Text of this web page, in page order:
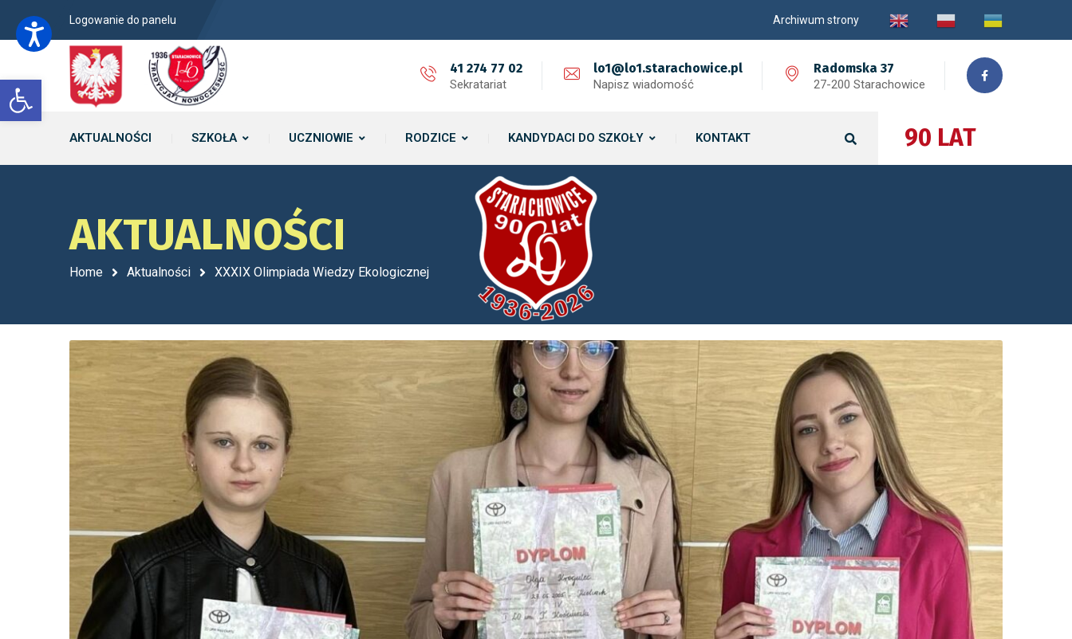
Open toolbar
Logowanie do panelu Archiwum strony
41 274 77 02
Sekratariat
lo1@lo1.starachowice.pl
Napisz wiadomość
Radomska 37
27-200 Starachowice
90 LAT
AKTUALNOŚCI SZKOŁA UCZNIOWIE RODZICE KANDYDACI DO SZKOŁY KONTAKT
AKTUALNOŚCI
Home Aktualności XXXIX Olimpiada Wiedzy Ekologicznej